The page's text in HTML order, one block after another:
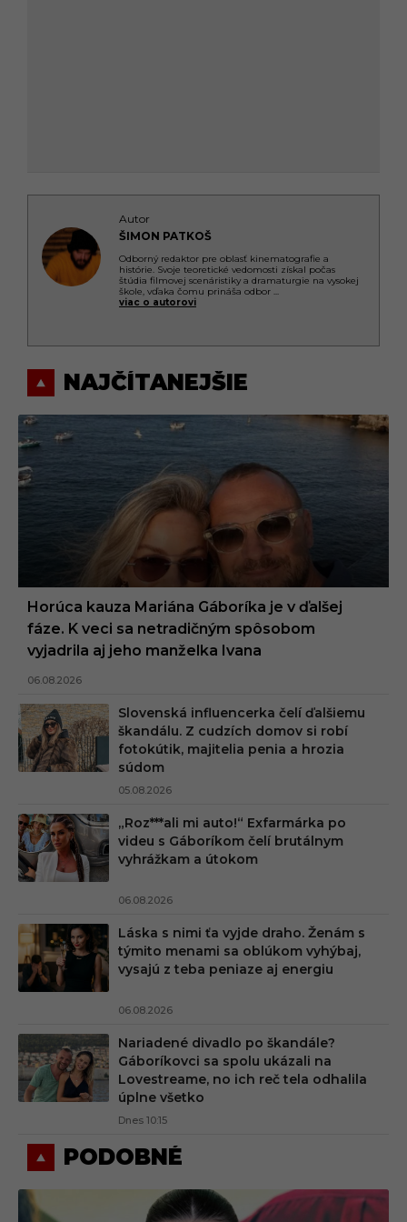
Autor
ŠIMON PATKOŠ
Odborný redaktor pre oblasť kinematografie a
histórie. Svoje teoretické vedomosti získal počas
štúdia filmovej scenáristiky a dramaturgie na vysokej
škole, vďaka čomu prináša odbor ...
viac o autorovi
NAJČÍTANEJŠIE
Horúca kauza Mariána Gáboríka je v ďalšej
fáze. K veci sa netradičným spôsobom
vyjadrila aj jeho manželka Ivana
06.08.2026
Slovenská influencerka čelí ďalšiemu
škandálu. Z cudzích domov si robí
fotokútik, majitelia penia a hrozia
súdom
05.08.2026
„Roz***ali mi auto!“ Exfarmárka po
videu s Gáboríkom čelí brutálnym
vyhrážkam a útokom
06.08.2026
Láska s nimi ťa vyjde draho. Ženám s
týmito menami sa oblúkom vyhýbaj,
vysajú z teba peniaze aj energiu
06.08.2026
Nariadené divadlo po škandále?
Gáboríkovci sa spolu ukázali na
Lovestreame, no ich reč tela odhalila
úplne všetko
Dnes 10:15
PODOBNÉ